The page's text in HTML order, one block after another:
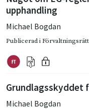
upphandling
Michael Bogdan
Publicerad i
Grundlagsskyddet
Michael Bogdan